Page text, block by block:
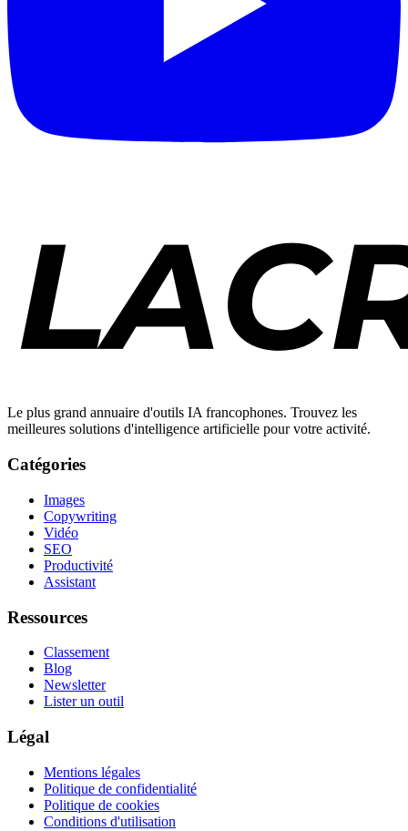
Le plus grand annuaire d'outils IA francophones. Trouvez les
meilleures solutions d'intelligence artificielle pour votre activité.
Catégories
Images
Copywriting
Vidéo
SEO
Productivité
Assistant
Ressources
Classement
Blog
Newsletter
Lister un outil
Légal
Mentions légales
Politique de confidentialité
Politique de cookies
Conditions d'utilisation